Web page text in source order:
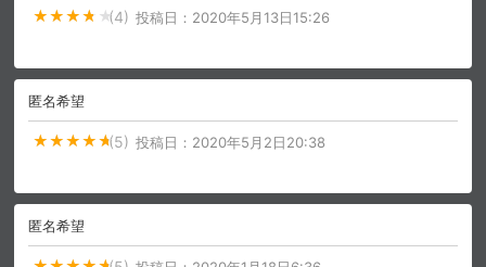
ます。
購入履歴
レンタル、購入、定額見放題の購入履歴の
確認が可能です。こちらから視聴いただく
お気に入り
お気に入りに登録した作品を確認できま
(4) 投稿日： 2020年5月13日15:26
匿名希望
(5) 投稿日： 2020年5月2日20:38
匿名希望